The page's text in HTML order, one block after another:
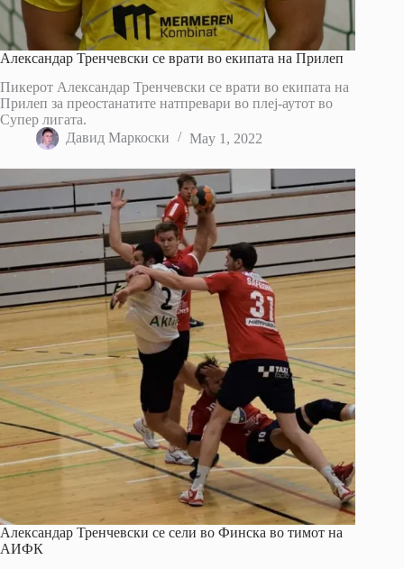
Александар Тренчевски се врати во екипата на Прилеп
Пикерот Александар Тренчевски се врати во екипата на
Прилеп за преостанатите натпревари во плеј-аутот во
Супер лигата.
Давид Маркоски
May 1, 2022
Александар Тренчевски се сели во Финска во тимот на
АИФК